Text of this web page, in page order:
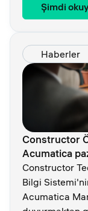
Şimdi
Haberler
Constructor
Acumatica
Constructor
Bilgi
Acumatica